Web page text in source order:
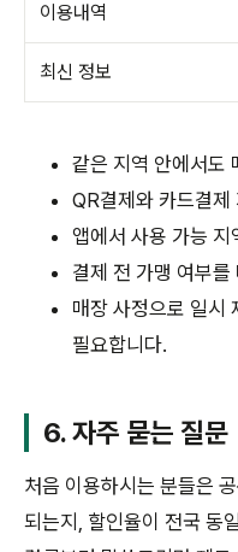
이용내역
최신 정보
같은 지역 안에서도
QR결제와 카드결제
앱에서 사용 가능 지
결제 전 가맹 여부
매장 사정으로 일시
필요합니다.
6. 자주 묻는 질문
처음 이용하시는 분들은
되는지, 할인율이 전국 동